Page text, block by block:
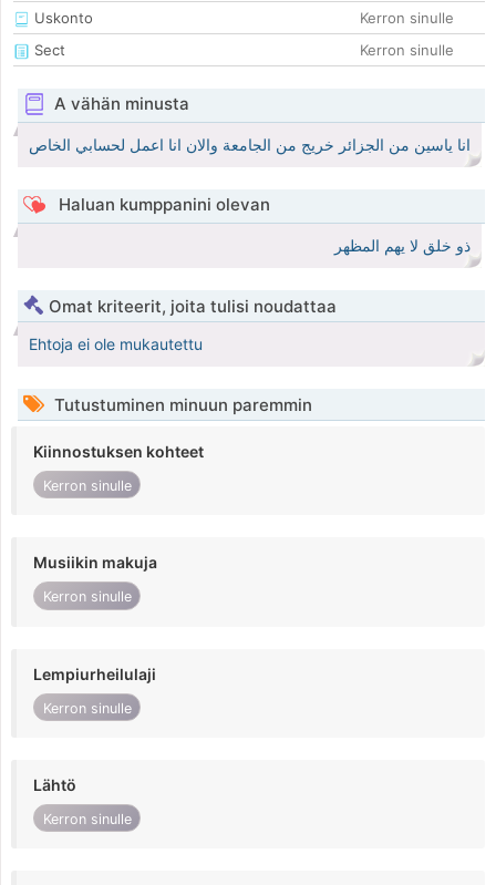
Uskonto
Kerron sinulle
Sect
Kerron sinulle
A vähän minusta
انا ياسين من الجزائر خريج من الجامعة والان انا اعمل لحسابي الخاص
Haluan kumppanini olevan
ذو خلق لا يهم المظهر
Omat kriteerit, joita tulisi noudattaa
Ehtoja ei ole mukautettu
Tutustuminen minuun paremmin
Kiinnostuksen kohteet
Kerron sinulle
Musiikin makuja
Kerron sinulle
Lempiurheilulaji
Kerron sinulle
Lähtö
Kerron sinulle